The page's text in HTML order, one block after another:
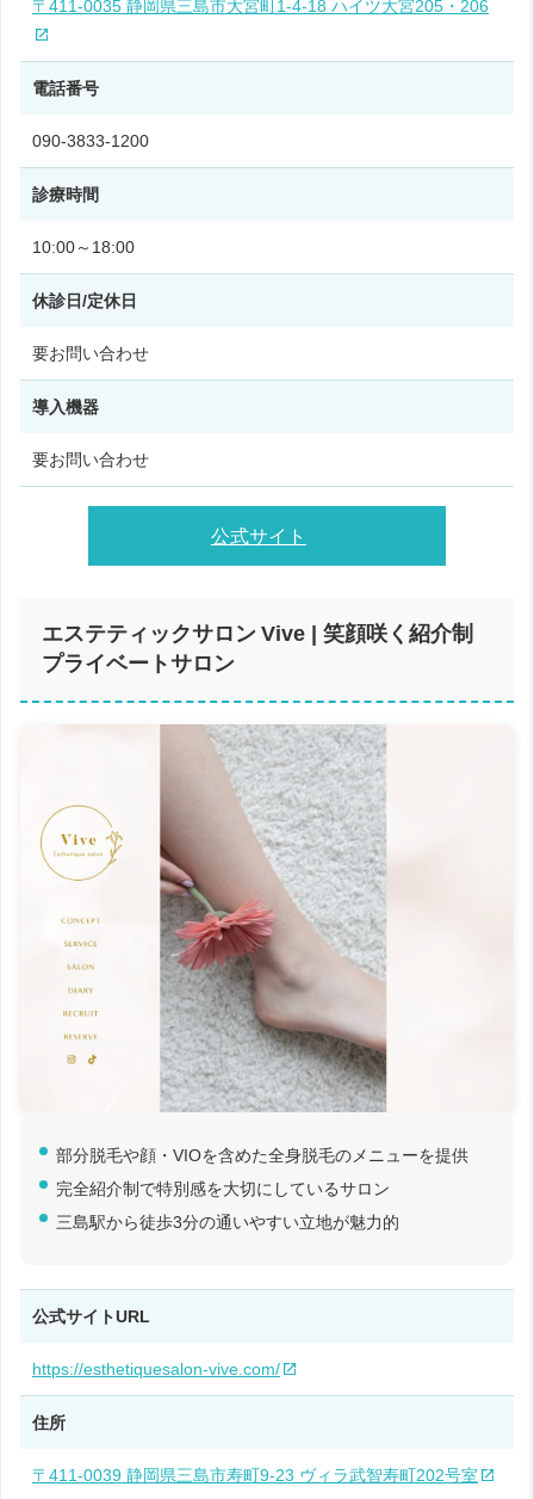
〒411-0035 静岡県三島市大宮町1‑4‑18 ハイツ大宮205・206
電話番号
090-3833-1200
診療時間
10:00～18:00
休診日/定休日
要お問い合わせ
導入機器
要お問い合わせ
公式サイト
エステティックサロン Vive | 笑顔咲く紹介制
プライベートサロン
部分脱毛や顔・VIOを含めた全身脱毛のメニューを提供
完全紹介制で特別感を大切にしているサロン
三島駅から徒歩3分の通いやすい立地が魅力的
公式サイトURL
https://esthetiquesalon-vive.com/
住所
〒411-0039 静岡県三島市寿町9‑23 ヴィラ武智寿町202号室